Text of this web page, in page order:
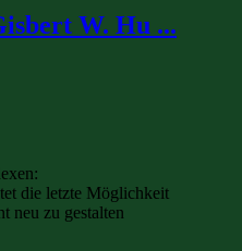
W. Hu ...
die letzte Möglichkeit
neu zu gestalten